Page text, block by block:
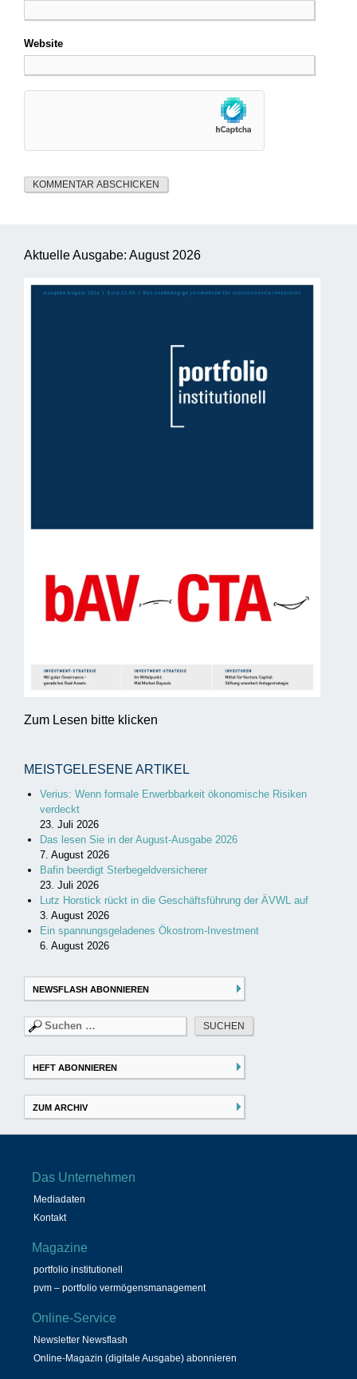
Website
Aktuelle Ausgabe: August 2026
Zum Lesen bitte klicken
MEISTGELESENE ARTIKEL
Verius: Wenn formale Erwerbbarkeit ökonomische Risiken
verdeckt
23. Juli 2026
Das lesen Sie in der August-Ausgabe 2026
7. August 2026
Bafin beerdigt Sterbegeldversicherer
23. Juli 2026
Lutz Horstick rückt in die Geschäftsführung der ÄVWL auf
3. August 2026
Ein spannungsgeladenes Ökostrom-Investment
6. August 2026
NEWSFLASH ABONNIEREN
Suchen
nach:
HEFT ABONNIEREN
ZUM ARCHIV
Das Unternehmen
Mediadaten
Kontakt
Magazine
portfolio institutionell
pvm – portfolio vermögensmanagement
Online-Service
Newsletter Newsflash
Online-Magazin (digitale Ausgabe) abonnieren